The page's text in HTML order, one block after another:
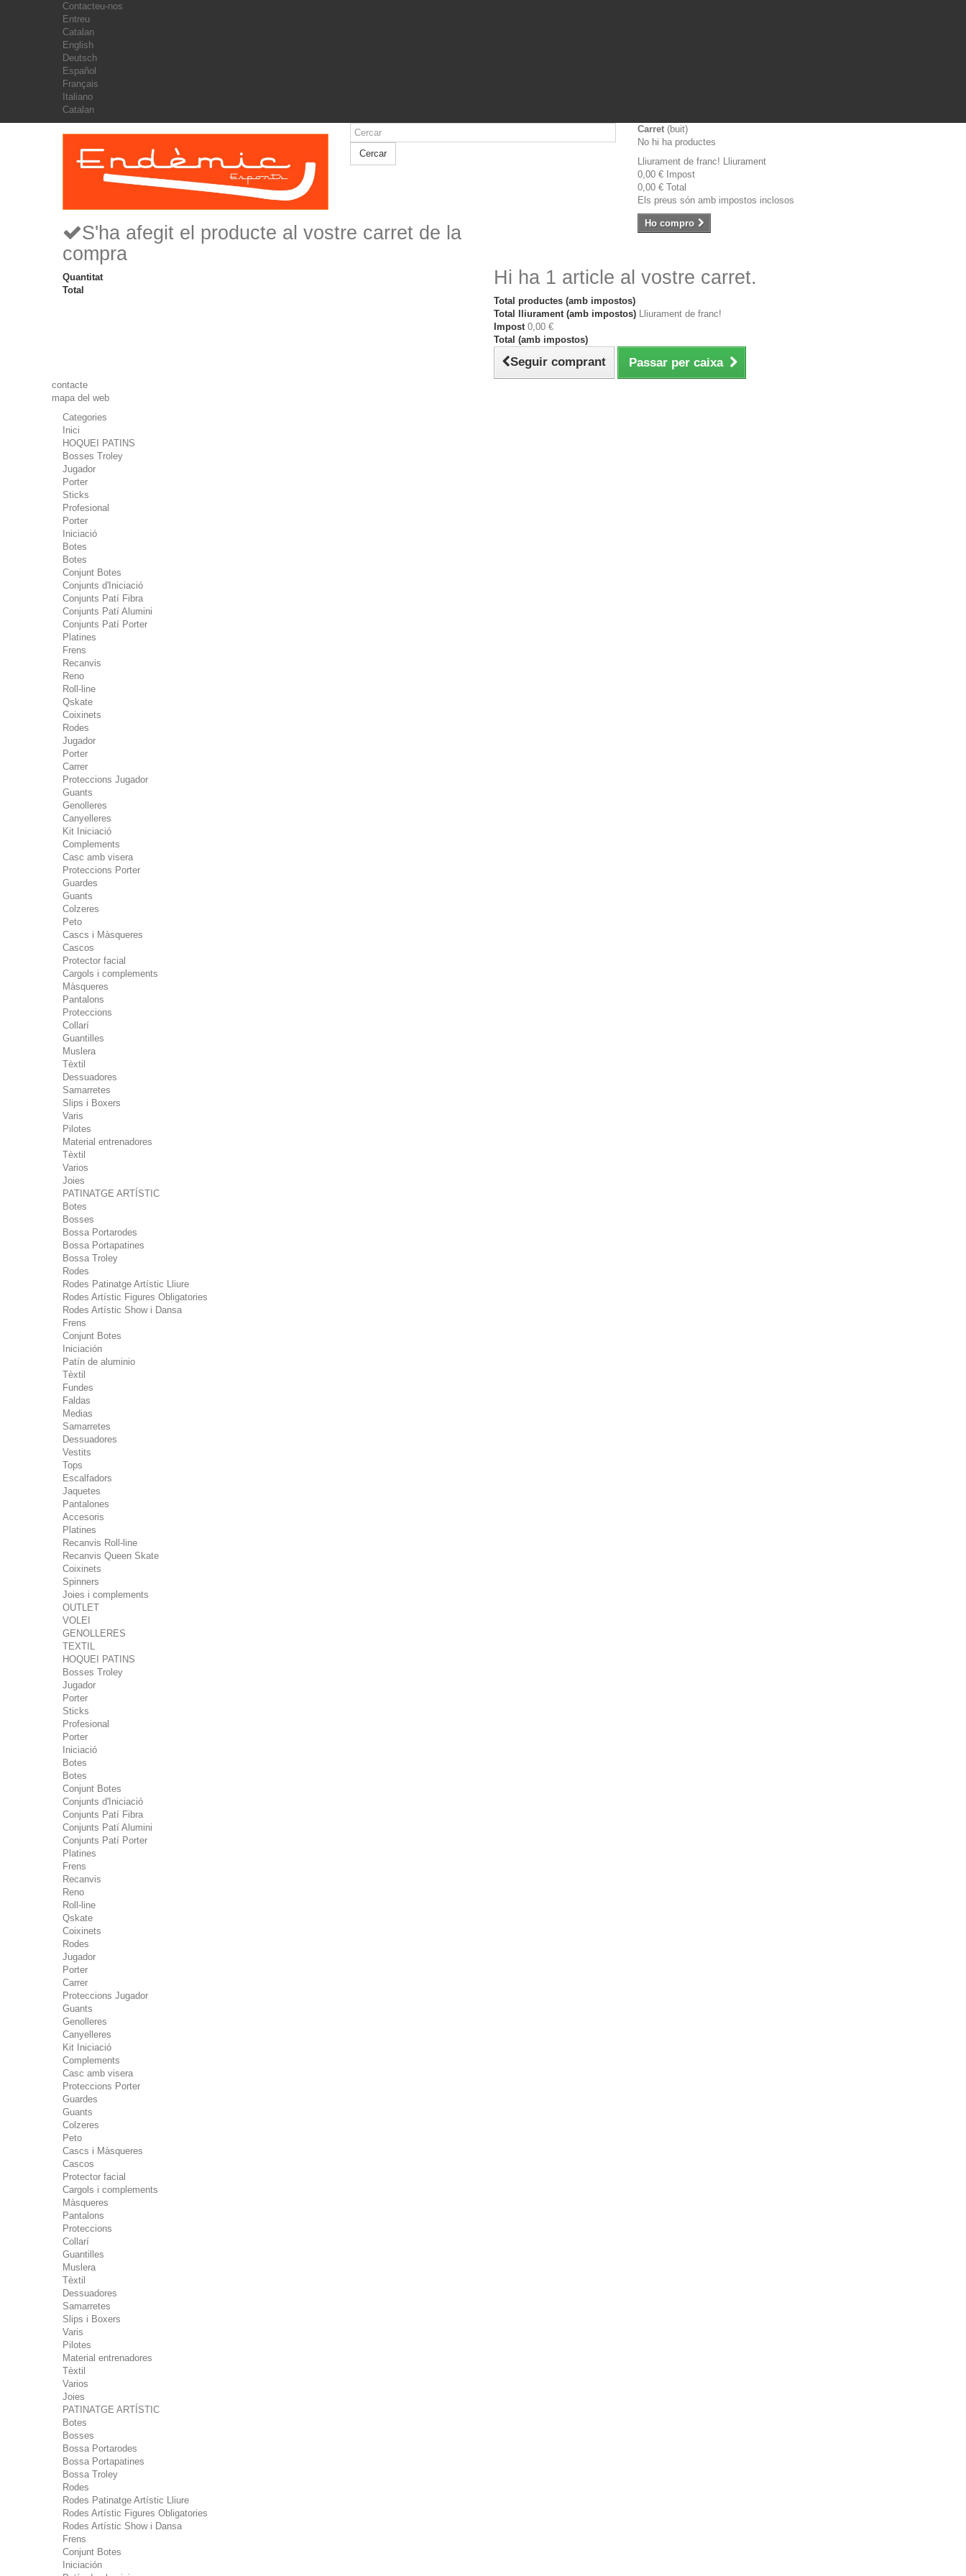
Contacteu-nos
Entreu
Catalan
English
Deutsch
Español
Français
Italiano
Catalan
Cercar
Carret (buit)
No hi ha productes
Lliurament de franc! Lliurament
0,00 € Impost
0,00 € Total
Els preus són amb impostos inclosos
Ho compro
S'ha afegit el producte al vostre carret de la
compra
Quantitat
Total
Hi ha 1 article al vostre carret.
Total productes (amb impostos)
Total lliurament (amb impostos) Lliurament de franc!
Impost 0,00 €
Total (amb impostos)
Seguir comprant Passar per caixa
contacte
mapa del web
Categories
Inici
HOQUEI PATINS
Bosses Troley
Jugador
Porter
Sticks
Profesional
Porter
Iniciació
Botes
Botes
Conjunt Botes
Conjunts d'Iniciació
Conjunts Patí Fibra
Conjunts Patí Alumini
Conjunts Patí Porter
Platines
Frens
Recanvis
Reno
Roll-line
Qskate
Coixinets
Rodes
Jugador
Porter
Carrer
Proteccions Jugador
Guants
Genolleres
Canyelleres
Kit Iniciació
Complements
Casc amb visera
Proteccions Porter
Guardes
Guants
Colzeres
Peto
Cascs i Màsqueres
Cascos
Protector facial
Cargols i complements
Màsqueres
Pantalons
Proteccions
Collarí
Guantilles
Muslera
Tèxtil
Dessuadores
Samarretes
Slips i Boxers
Varis
Pilotes
Material entrenadores
Tèxtil
Varios
Joies
PATINATGE ARTÍSTIC
Botes
Bosses
Bossa Portarodes
Bossa Portapatines
Bossa Troley
Rodes
Rodes Patinatge Artístic Lliure
Rodes Artístic Figures Obligatories
Rodes Artístic Show i Dansa
Frens
Conjunt Botes
Iniciación
Patín de aluminio
Tèxtil
Fundes
Faldas
Medias
Samarretes
Dessuadores
Vestits
Tops
Escalfadors
Jaquetes
Pantalones
Accesoris
Platines
Recanvis Roll-line
Recanvis Queen Skate
Coixinets
Spinners
Joies i complements
OUTLET
VOLEI
GENOLLERES
TEXTIL
HOQUEI PATINS
Bosses Troley
Jugador
Porter
Sticks
Profesional
Porter
Iniciació
Botes
Botes
Conjunt Botes
Conjunts d'Iniciació
Conjunts Patí Fibra
Conjunts Patí Alumini
Conjunts Patí Porter
Platines
Frens
Recanvis
Reno
Roll-line
Qskate
Coixinets
Rodes
Jugador
Porter
Carrer
Proteccions Jugador
Guants
Genolleres
Canyelleres
Kit Iniciació
Complements
Casc amb visera
Proteccions Porter
Guardes
Guants
Colzeres
Peto
Cascs i Màsqueres
Cascos
Protector facial
Cargols i complements
Màsqueres
Pantalons
Proteccions
Collarí
Guantilles
Muslera
Tèxtil
Dessuadores
Samarretes
Slips i Boxers
Varis
Pilotes
Material entrenadores
Tèxtil
Varios
Joies
PATINATGE ARTÍSTIC
Botes
Bosses
Bossa Portarodes
Bossa Portapatines
Bossa Troley
Rodes
Rodes Patinatge Artístic Lliure
Rodes Artístic Figures Obligatories
Rodes Artístic Show i Dansa
Frens
Conjunt Botes
Iniciación